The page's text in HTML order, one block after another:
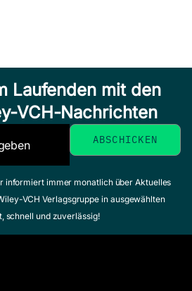
Laufenden mit den
VCH-Nachrichten
informiert immer monatlich über Aktuelles
VCH Verlagsgruppe in ausgewählten
schnell und zuverlässig!